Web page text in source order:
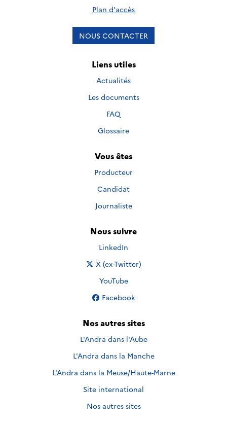
Plan d'accès
NOUS CONTACTER
Liens utiles
Actualités
Les documents
FAQ
Glossaire
Vous êtes
Producteur
Candidat
Journaliste
Nous suivre
Nous suivre sur
LinkedIn
Nous suivre sur
X (ex-Twitter)
Nous suivre sur
YouTube
Nous suivre sur
Facebook
Nos autres sites
L'Andra dans l'Aube
L'Andra dans la Manche
L'Andra dans la Meuse/Haute-Marne
Site international
Nos autres sites